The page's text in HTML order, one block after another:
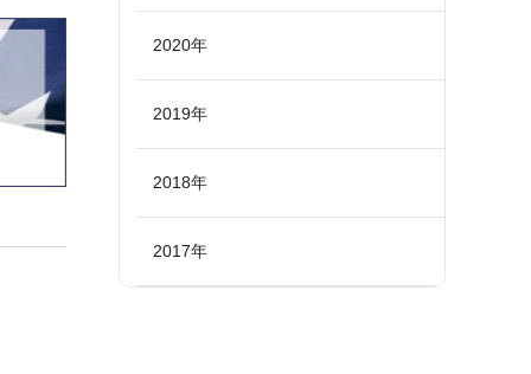
2020年
2019年
2018年
2017年